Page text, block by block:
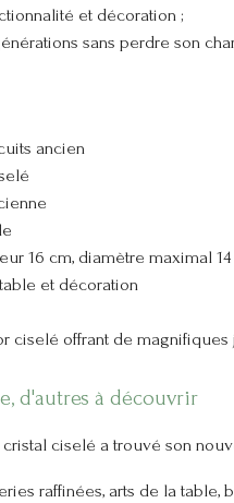
et décoration ;
sans perdre son
ancien
16 cm, diamètre maximal
et décoration
ciselé offrant de
d'autres à découvrir
ciselé a trouvé son
raffinées, arts de la